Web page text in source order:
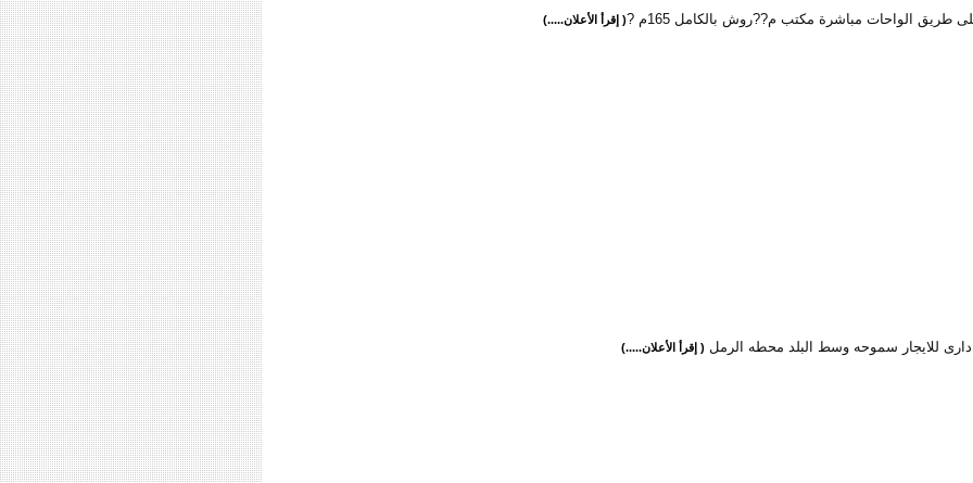
طريق الواحات مباشرة مكتب م??روش بالكامل 165م ? ( إقرأ الأعلان.....)
للايجار سموحه وسط البلد محطه الرمل ( إقرأ الأعلان.....)